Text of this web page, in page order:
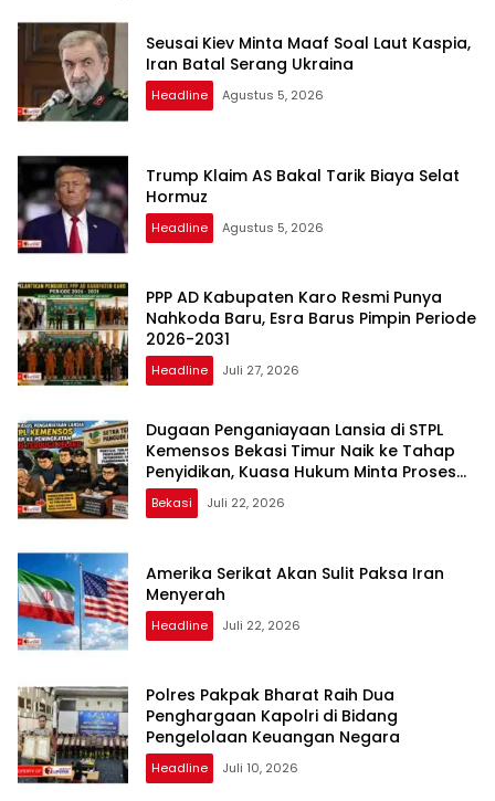
Seusai Kiev Minta Maaf Soal Laut Kaspia,
Iran Batal Serang Ukraina
Headline Agustus 5, 2026
Trump Klaim AS Bakal Tarik Biaya Selat
Hormuz
Headline Agustus 5, 2026
PPP AD Kabupaten Karo Resmi Punya
Nahkoda Baru, Esra Barus Pimpin Periode
2026-2031
Headline Juli 27, 2026
Dugaan Penganiayaan Lansia di STPL
Kemensos Bekasi Timur Naik ke Tahap
Penyidikan, Kuasa Hukum Minta Proses
Transparan dan Bebas Intervensi
Bekasi Juli 22, 2026
Amerika Serikat Akan Sulit Paksa Iran
Menyerah
Headline Juli 22, 2026
Polres Pakpak Bharat Raih Dua
Penghargaan Kapolri di Bidang
Pengelolaan Keuangan Negara
Headline Juli 10, 2026